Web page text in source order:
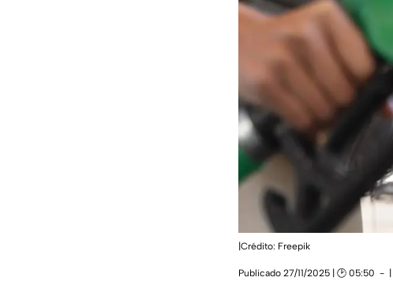
|Crédito: Freepik
Publicado 27/11/2025 | 🕑 05:50